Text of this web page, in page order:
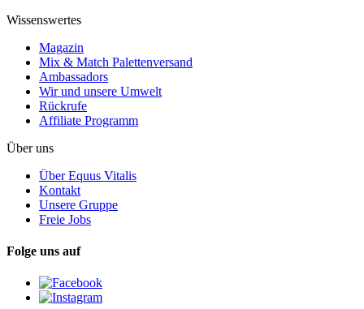
Wissenswertes
Magazin
Mix & Match Palettenversand
Ambassadors
Wir und unsere Umwelt
Rückrufe
Affiliate Programm
Über uns
Über Equus Vitalis
Kontakt
Unsere Gruppe
Freie Jobs
Folge uns auf